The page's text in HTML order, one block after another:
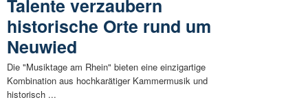
Talente verzaubern
historische Orte rund um
Neuwied
Die "Musiktage am Rhein" bieten eine einzigartige
Kombination aus hochkarätiger Kammermusik und
historisch ...